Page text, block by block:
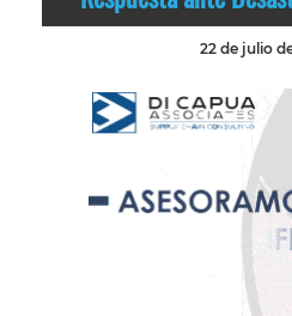
22 de julio